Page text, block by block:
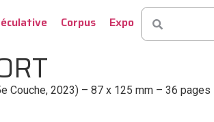
Corpus Expo
Couche, 2023) – 87 x 125 mm – 36